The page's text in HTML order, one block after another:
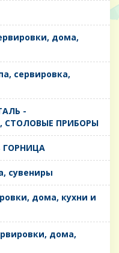
дома,
сервировка,
-
СТОЛОВЫЕ ПРИБОРЫ
ГОРНИЦА
сувениры
дома, кухни и
дома,